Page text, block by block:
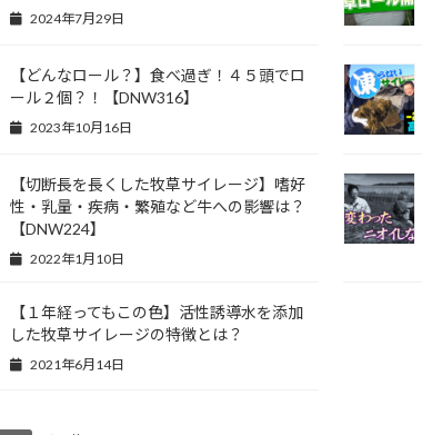
2024年7月29日
【どんなロール？】食べ過ぎ！４５頭でロ
ール２個？！【DNW316】
2023年10月16日
【切断長を長くした牧草サイレージ】嗜好
性・乳量・疾病・繁殖など牛への影響は？
【DNW224】
2022年1月10日
【１年経ってもこの色】活性誘導水を添加
した牧草サイレージの特徴とは？
2021年6月14日